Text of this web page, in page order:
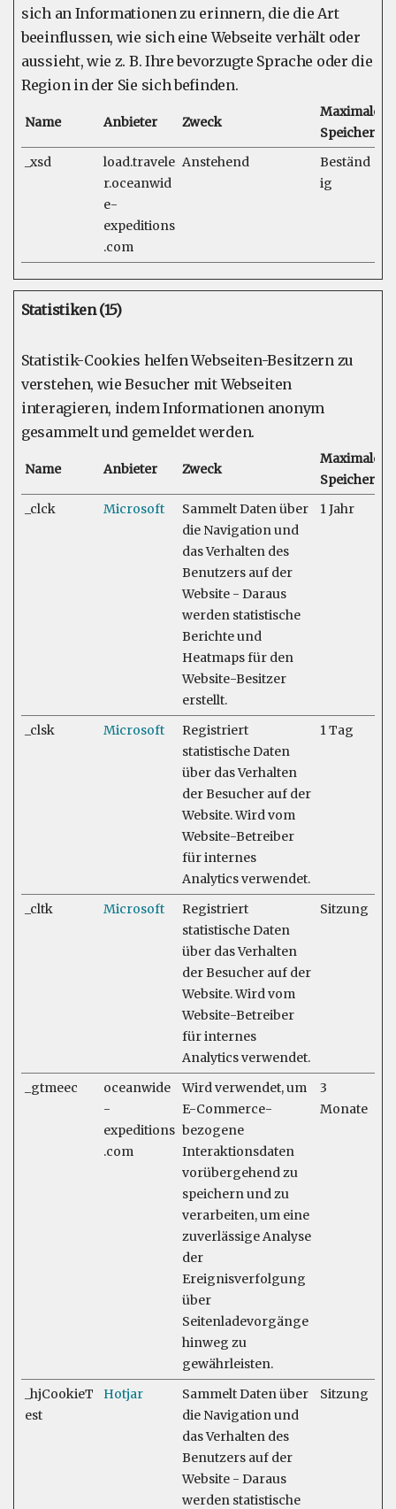
sich an Informationen zu erinnern, die die Art
beeinflussen, wie sich eine Webseite verhält oder
aussieht, wie z. B. Ihre bevorzugte Sprache oder die
Region in der Sie sich befinden.
Name Anbieter Zweck
Maximale
_xsd
load.travele
r.oceanwid
e-
expeditions
.com
Anstehend
Beständ
ig
Statistiken (15)
Statistik-Cookies helfen Webseiten-Besitzern zu
verstehen, wie Besucher mit Webseiten
interagieren, indem Informationen anonym
gesammelt und gemeldet werden.
Name Anbieter Zweck
Maximale
_clck
Microsoft
Sammelt Daten über
die Navigation und
das Verhalten des
Benutzers auf der
Website - Daraus
werden statistische
Berichte und
Heatmaps für den
Website-Besitzer
erstellt.
1 Jahr
_clsk Microsoft
Registriert
statistische Daten
über das Verhalten
der Besucher auf der
Website. Wird vom
Website-Betreiber
für internes
Analytics verwendet.
1 Tag
_cltk Microsoft
Registriert
statistische Daten
über das Verhalten
der Besucher auf der
Website. Wird vom
Website-Betreiber
für internes
Analytics verwendet.
Sitzung
_gtmeec
oceanwide
-
expeditions
.com
Wird verwendet, um
E-Commerce-
bezogene
Interaktionsdaten
vorübergehend zu
speichern und zu
verarbeiten, um eine
zuverlässige Analyse
der
Ereignisverfolgung
über
Seitenladevorgänge
hinweg zu
gewährleisten.
3
Monate
_hjCookieT
est
Hotjar
Sammelt Daten über
die Navigation und
das Verhalten des
Benutzers auf der
Website - Daraus
werden statistische
Sitzung